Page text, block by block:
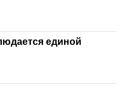
единой